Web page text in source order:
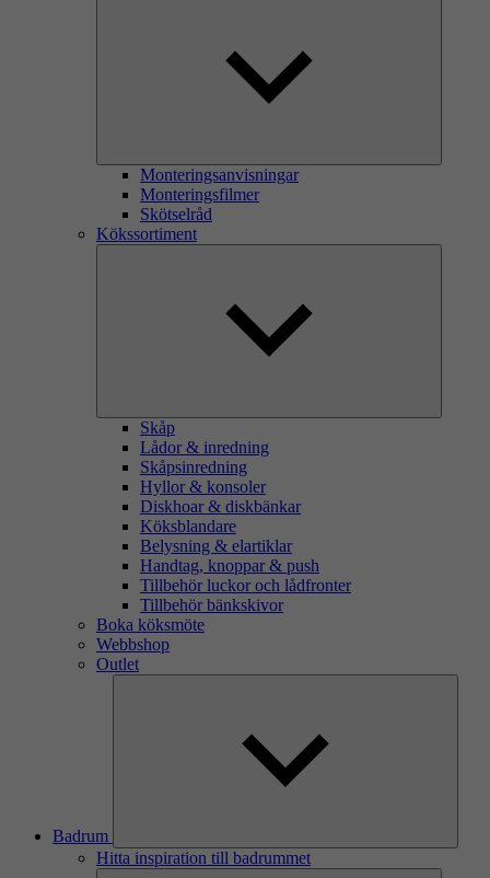
Monteringsanvisningar
Monteringsfilmer
Skötselråd
Kökssortiment
Skåp
Lådor & inredning
Skåpsinredning
Hyllor & konsoler
Diskhoar & diskbänkar
Köksblandare
Belysning & elartiklar
Handtag, knoppar & push
Tillbehör luckor och lådfronter
Tillbehör bänkskivor
Boka köksmöte
Webbshop
Outlet
Badrum
Hitta inspiration till badrummet